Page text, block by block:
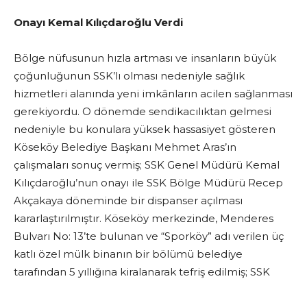
Onayı Kemal Kılıçdaroğlu Verdi
Bölge nüfusunun hızla artması ve insanların büyük
çoğunluğunun SSK’lı olması nedeniyle sağlık
hizmetleri alanında yeni imkânların acilen sağlanması
gerekiyordu. O dönemde sendikacılıktan gelmesi
nedeniyle bu konulara yüksek hassasiyet gösteren
Köseköy Belediye Başkanı Mehmet Aras’ın
çalışmaları sonuç vermiş; SSK Genel Müdürü Kemal
Kılıçdaroğlu’nun onayı ile SSK Bölge Müdürü Recep
Akçakaya döneminde bir dispanser açılması
kararlaştırılmıştır. Köseköy merkezinde, Menderes
Bulvarı No: 13’te bulunan ve “Sporköy” adı verilen üç
katlı özel mülk binanın bir bölümü belediye
tarafından 5 yıllığına kiralanarak tefriş edilmiş; SSK